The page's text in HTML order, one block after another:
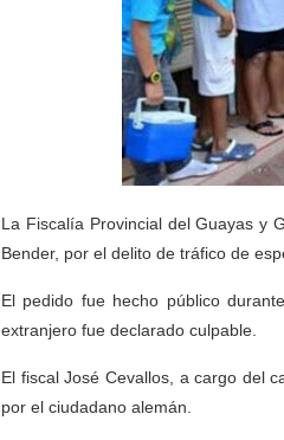
La Fiscalía Provincial del Guayas y
Bender, por el delito de tráfico de
El pedido fue hecho público
extranjero fue declarado culpable.
El fiscal José Cevallos, a cargo del
por el ciudadano alemán.